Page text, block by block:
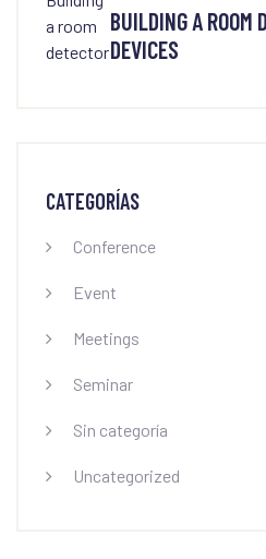
BUILDING A ROOM
DEVICES
CATEGORÍAS
Conference
Event
Meetings
Seminar
Sin categoría
Uncategorized